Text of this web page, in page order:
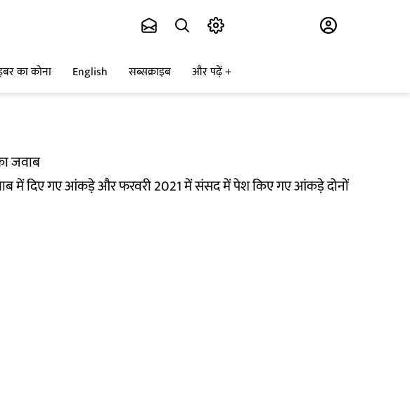
का कोना English सब्सक्राइब और पढ़ें
जवाब
में दिए गए आंकड़े और फरवरी 2021 में संसद में पेश किए गए आंकड़े दोनों